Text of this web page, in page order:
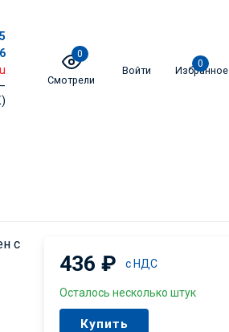
0
Смотрели
Войти
0
Избранное
с
436₽ с НДС
Осталось несколько штук
Купить